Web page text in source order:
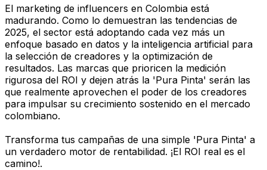
El marketing de influencers en Colombia está
madurando. Como lo demuestran las tendencias de
2025, el sector está adoptando cada vez más un
enfoque basado en datos y la inteligencia artificial para
la selección de creadores y la optimización de
resultados. Las marcas que prioricen la medición
rigurosa del ROI y dejen atrás la 'Pura Pinta' serán las
que realmente aprovechen el poder de los creadores
para impulsar su crecimiento sostenido en el mercado
colombiano.
Transforma tus campañas de una simple 'Pura Pinta' a
un verdadero motor de rentabilidad. ¡El ROI real es el
camino!.